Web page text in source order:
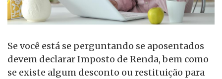
Se você está se perguntando se aposentados
devem declarar Imposto de Renda, bem como
se existe algum desconto ou restituição para